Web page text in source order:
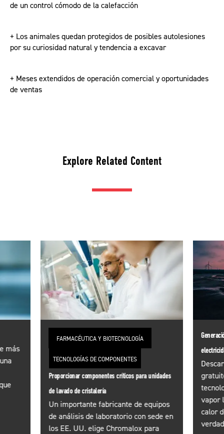
de un control cómodo de la calefacción
+ Los animales quedan protegidos de posibles autolesiones
por su curiosidad natural y tendencia a excavar
+ Meses extendidos de operación comercial y oportunidades
de ventas
Explore Related Content
más
FARMACÉUTICA Y BIOTECNOLOGÍA
TECNOLOGÍAS DE COMPONENTES
Proporcionar componentes críticos para unidades
de lavado de cristalería
Un importante fabricante de equipos
de análisis de laboratorio con sede en
los EE. UU. elige Chromalox para
vapor
calor